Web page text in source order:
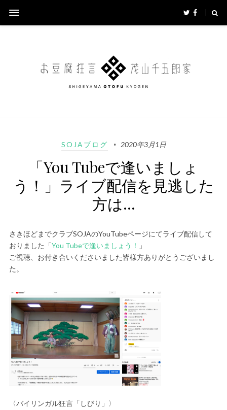
SOJAブログ 2020年3月1日
「You Tubeで逢いましょ
う！」ライブ配信を見逃した
方は…
さきほどまでクラブSOJAのYouTubeページにてライブ配信して
おりました「You Tubeで逢いましょう！
」
ご視聴、お付き合いくださいました皆様方ありがとうございまし
た。
〈バイリンガル狂言「しびり」〉